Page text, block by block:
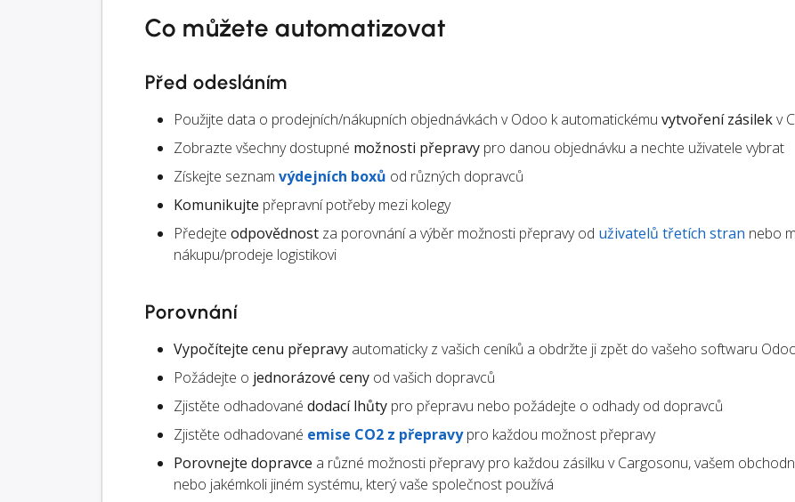
Co můžete automatizovat
Před odesláním
Použijte data o prodejních/nákupních objednávkách v Odoo k automatickému vytvoření zásilekv
Zobrazte všechny dostupné možnosti přepravy pro danou objednávku a nechte uživatele vybrat
Získejte seznam výdejních boxů od různých dopravců
Komunikujte přepravní potřeby mezi kolegy
Předejte odpovědnost za porovnání a výběr možnosti přepravy od uživatelů třetích stran nebo
nákupu/prodeje logistikovi
Porovnání
Vypočítejte cenu přepravy automaticky z vašich ceníků a obdržte ji zpět do vašeho softwaru
Požádejte o jednorázové ceny od vašich dopravců
Zjistěte odhadované dodací lhůty pro přepravu nebo požádejte o odhady od dopravců
Zjistěte odhadované emise CO2 z přepravypro každou možnost přepravy
Porovnejte dopravce a různé možnosti přepravy pro každou zásilku v Cargosonu, vašem
nebo jakémkoli jiném systému, který vaše společnost používá